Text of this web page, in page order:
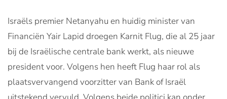
Israëls premier Netanyahu en huidig minister van
Financiën Yair Lapid droegen Karnit Flug, die al 25 jaar
bij de Israëlische centrale bank werkt, als nieuwe
president voor. Volgens hen heeft Flug haar rol als
plaatsvervangend voorzitter van Bank of Israël